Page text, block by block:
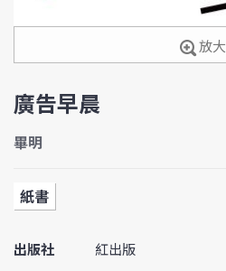
放大
廣告早晨
畢明
紙書
出版社
紅出版